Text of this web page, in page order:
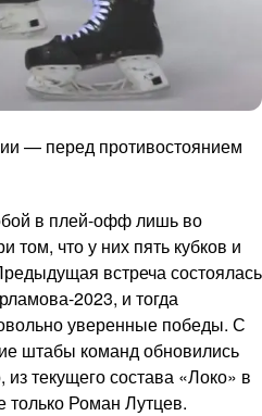
— перед противостоянием
в плей-офф лишь во
том, что у них пять кубков и
встреча состоялась
2023, и тогда
уверенные победы. С
штабы команд обновились
текущего состава «Локо» в
только Роман Лутцев.